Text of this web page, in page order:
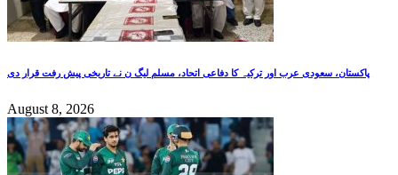
پاکستان، سعودی عرب اور ترکیہ کا دفاعی اتحاد، مسلم لیگ ن نے تاریخی پیش رفت قرار دی
August 8, 2026